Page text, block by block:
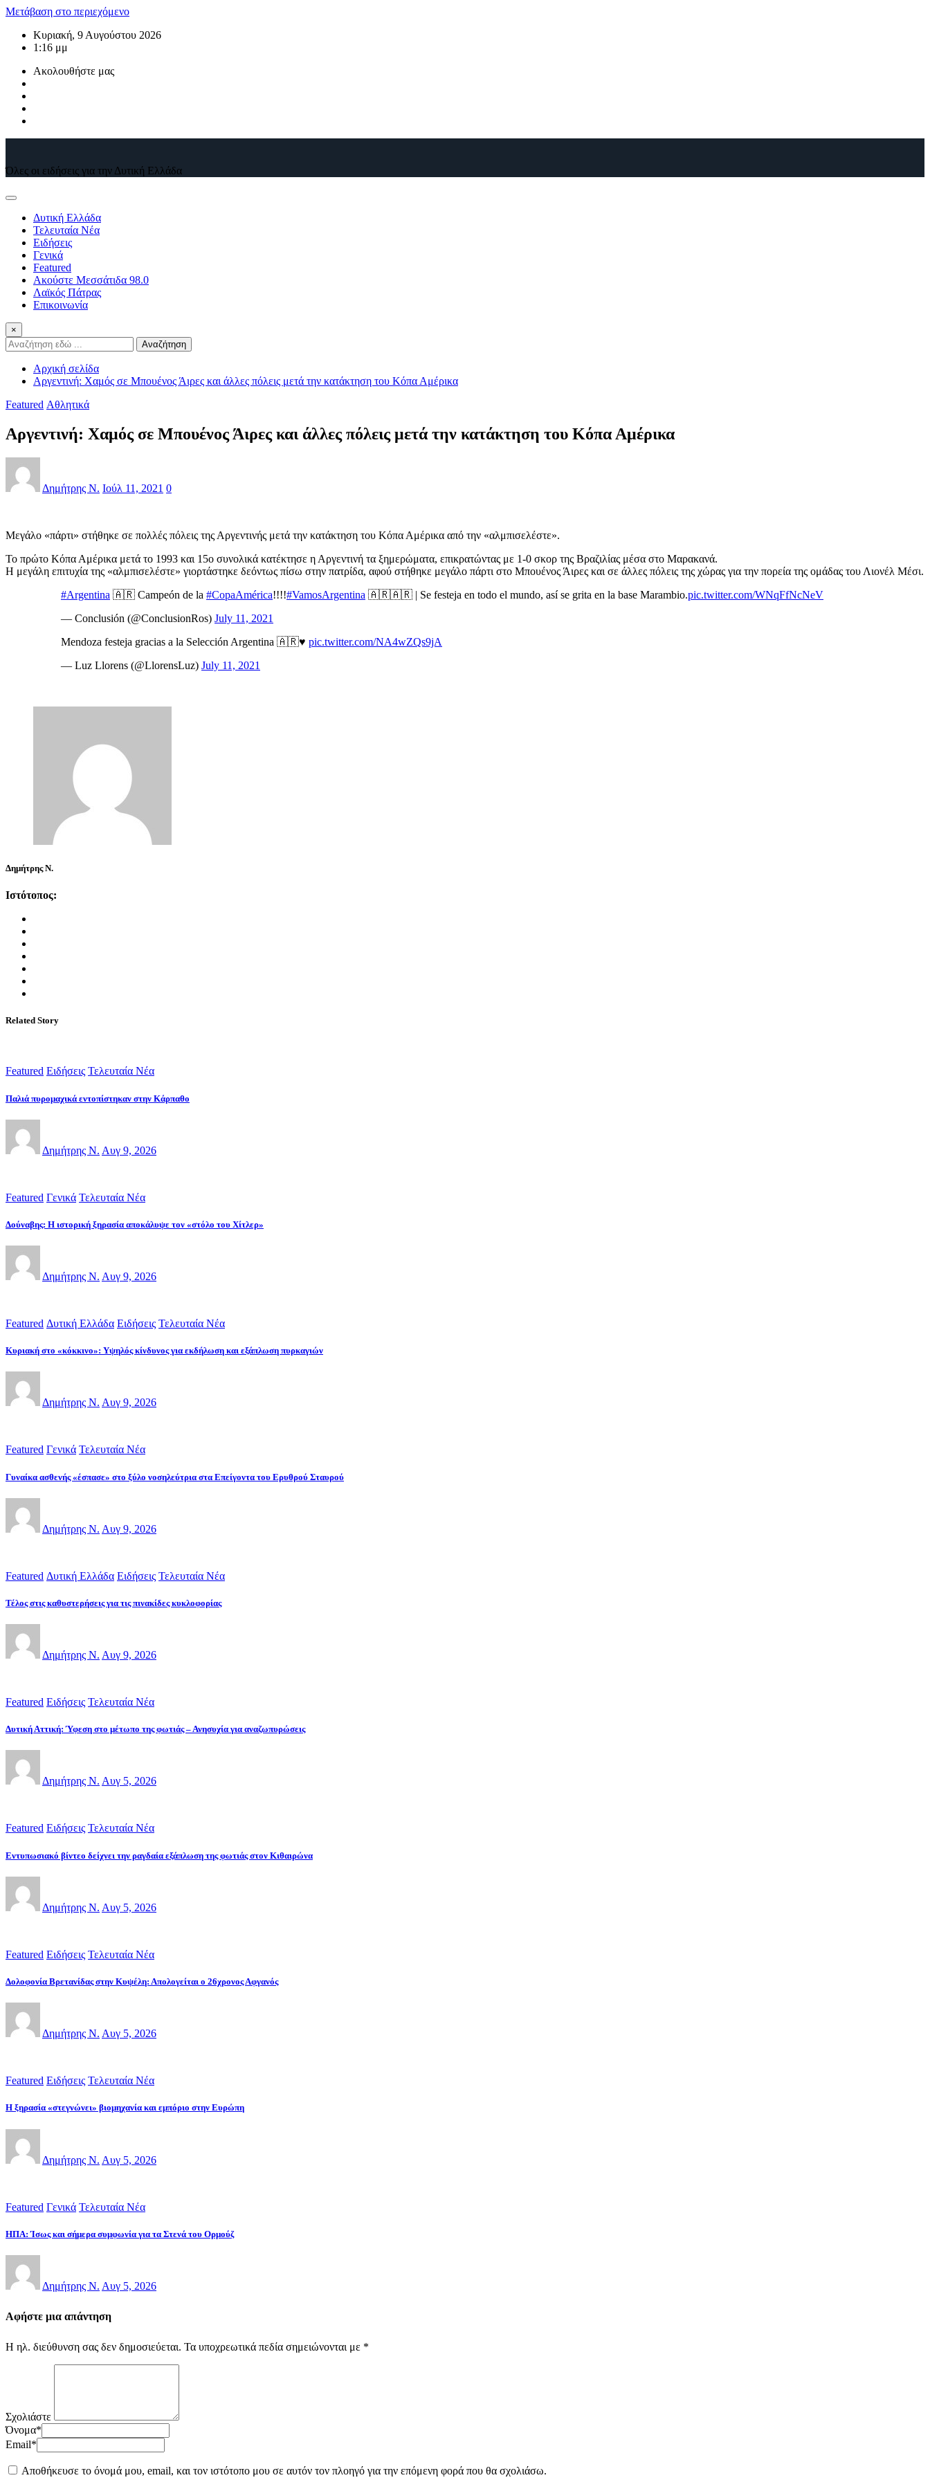
Μετάβαση στο περιεχόμενο
Κυριακή, 9 Αυγούστου 2026
1:16 μμ
Ακολουθήστε μας
Όλες οι ειδήσεις για την Δυτική Ελλάδα
Δυτική Ελλάδα
Τελευταία Νέα
Ειδήσεις
Γενικά
Featured
Ακούστε Μεσσάτιδα 98.0
Λαϊκός Πάτρας
Επικοινωνία
×
Αναζήτηση
Αρχική σελίδα
Αργεντινή: Χαμός σε Μπουένος Άιρες και άλλες πόλεις μετά την κατάκτηση του Κόπα Αμέρικα
Featured Αθλητικά
Αργεντινή: Χαμός σε Μπουένος Άιρες και άλλες πόλεις μετά την κατάκτηση του Κόπα Αμέρικα
Δημήτρης Ν. Ιούλ 11, 2021 0
Μεγάλο «πάρτι» στήθηκε σε πολλές πόλεις της Αργεντινής μετά την κατάκτηση του Κόπα Αμέρικα από την «αλμπισελέστε».
Το πρώτο Κόπα Αμέρικα μετά το 1993 και 15ο συνολικά κατέκτησε η Αργεντινή τα ξημερώματα, επικρατώντας με 1-0 σκορ της Βραζιλίας μέσα στο Μαρακανά.
Η μεγάλη επιτυχία της «αλμπισελέστε» γιορτάστηκε δεόντως πίσω στην πατρίδα, αφού στήθηκε μεγάλο πάρτι στο Μπουένος Άιρες και σε άλλες πόλεις της χώρας για την πορεία της ομάδας του Λιονέλ Μέσι.
#Argentina 🇦🇷 Campeón de la #CopaAmérica!!!!#VamosArgentina 🇦🇷🇦🇷 | Se festeja en todo el mundo, así se grita en la base Marambio.pic.twitter.com/WNqFfNcNeV
— Conclusión (@ConclusionRos) July 11, 2021
Mendoza festeja gracias a la Selección Argentina 🇦🇷♥️ pic.twitter.com/NA4wZQs9jA
— Luz Llorens (@LlorensLuz) July 11, 2021
Δημήτρης Ν.
Ιστότοπος:
Related Story
Featured Ειδήσεις Τελευταία Νέα
Παλιά πυρομαχικά εντοπίστηκαν στην Κάρπαθο
Δημήτρης Ν. Αυγ 9, 2026
Featured Γενικά Τελευταία Νέα
Δούναβης: Η ιστορική ξηρασία αποκάλυψε τον «στόλο του Χίτλερ»
Δημήτρης Ν. Αυγ 9, 2026
Featured Δυτική Ελλάδα Ειδήσεις Τελευταία Νέα
Κυριακή στο «κόκκινο»: Υψηλός κίνδυνος για εκδήλωση και εξάπλωση πυρκαγιών
Δημήτρης Ν. Αυγ 9, 2026
Featured Γενικά Τελευταία Νέα
Γυναίκα ασθενής «έσπασε» στο ξύλο νοσηλεύτρια στα Επείγοντα του Ερυθρού Σταυρού
Δημήτρης Ν. Αυγ 9, 2026
Featured Δυτική Ελλάδα Ειδήσεις Τελευταία Νέα
Τέλος στις καθυστερήσεις για τις πινακίδες κυκλοφορίας
Δημήτρης Ν. Αυγ 9, 2026
Featured Ειδήσεις Τελευταία Νέα
Δυτική Αττική: Ύφεση στο μέτωπο της φωτιάς – Ανησυχία για αναζωπυρώσεις
Δημήτρης Ν. Αυγ 5, 2026
Featured Ειδήσεις Τελευταία Νέα
Εντυπωσιακό βίντεο δείχνει την ραγδαία εξάπλωση της φωτιάς στον Κιθαιρώνα
Δημήτρης Ν. Αυγ 5, 2026
Featured Ειδήσεις Τελευταία Νέα
Δολοφονία Βρετανίδας στην Κυψέλη: Απολογείται ο 26χρονος Αφγανός
Δημήτρης Ν. Αυγ 5, 2026
Featured Ειδήσεις Τελευταία Νέα
Η ξηρασία «στεγνώνει» βιομηχανία και εμπόριο στην Ευρώπη
Δημήτρης Ν. Αυγ 5, 2026
Featured Γενικά Τελευταία Νέα
ΗΠΑ: Ίσως και σήμερα συμφωνία για τα Στενά του Ορμούζ
Δημήτρης Ν. Αυγ 5, 2026
Αφήστε μια απάντηση
Η ηλ. διεύθυνση σας δεν δημοσιεύεται. Τα υποχρεωτικά πεδία σημειώνονται με *
Σχολιάστε
Όνομα*
Email*
Αποθήκευσε το όνομά μου, email, και τον ιστότοπο μου σε αυτόν τον πλοηγό για την επόμενη φορά που θα σχολιάσω.